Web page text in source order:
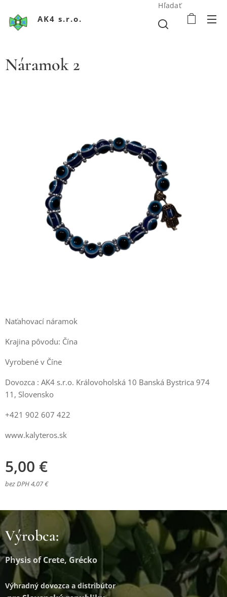
AK4 s.r.o.
Hľadať
Náramok 2
Naťahovací náramok
Krajina pôvodu: Čína
Vyrobené v Číne
Dovozca : AK4 s.r.o. Královoholská 10 Banská Bystrica 974
11, Slovensko
+421 902 607 422
www.kalyteros.sk
5,00 €
bez DPH 4,07 €
Výrobca:
Physis of Crete, Grécko
Výhradný dovozca a distribútor